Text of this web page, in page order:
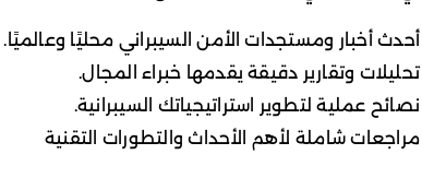
أحدث أخبار ومستجدات الأمن السيبراني محليًا وعالميًا.
تحليلات وتقارير دقيقة يقدمها خبراء المجال.
نصائح عملية لتطوير استراتيجياتك السيبرانية.
مراجعات شاملة لأهم الأحداث والتطورات التقنية